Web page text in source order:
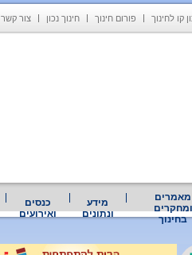
קו לחינוך פורום חינוך חינוך נכון צור קשר
מאמרים
ומחקרים
בחינוך
מידע
ונתונים
כנסים
ואירועים